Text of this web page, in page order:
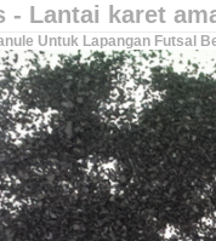
- Lantai karet
Untuk Lapangan Futsal